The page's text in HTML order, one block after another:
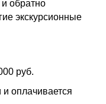
обратно
экскурсионные
руб.
и оплачивается